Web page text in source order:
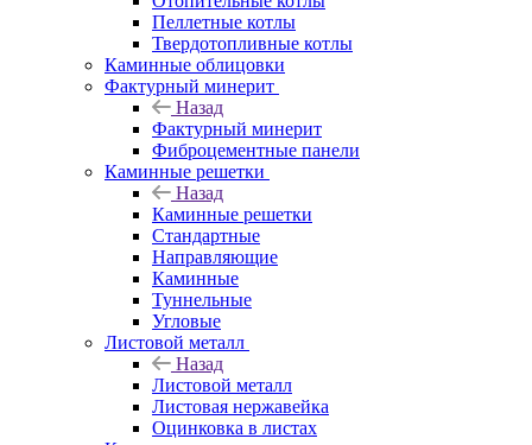
Пеллетные котлы
Твердотопливные котлы
Каминные облицовки
Фактурный минерит
Назад
Фактурный минерит
Фиброцементные панели
Каминные решетки
Назад
Каминные решетки
Стандартные
Направляющие
Каминные
Туннельные
Угловые
Листовой металл
Назад
Листовой металл
Листовая нержавейка
Оцинковка в листах